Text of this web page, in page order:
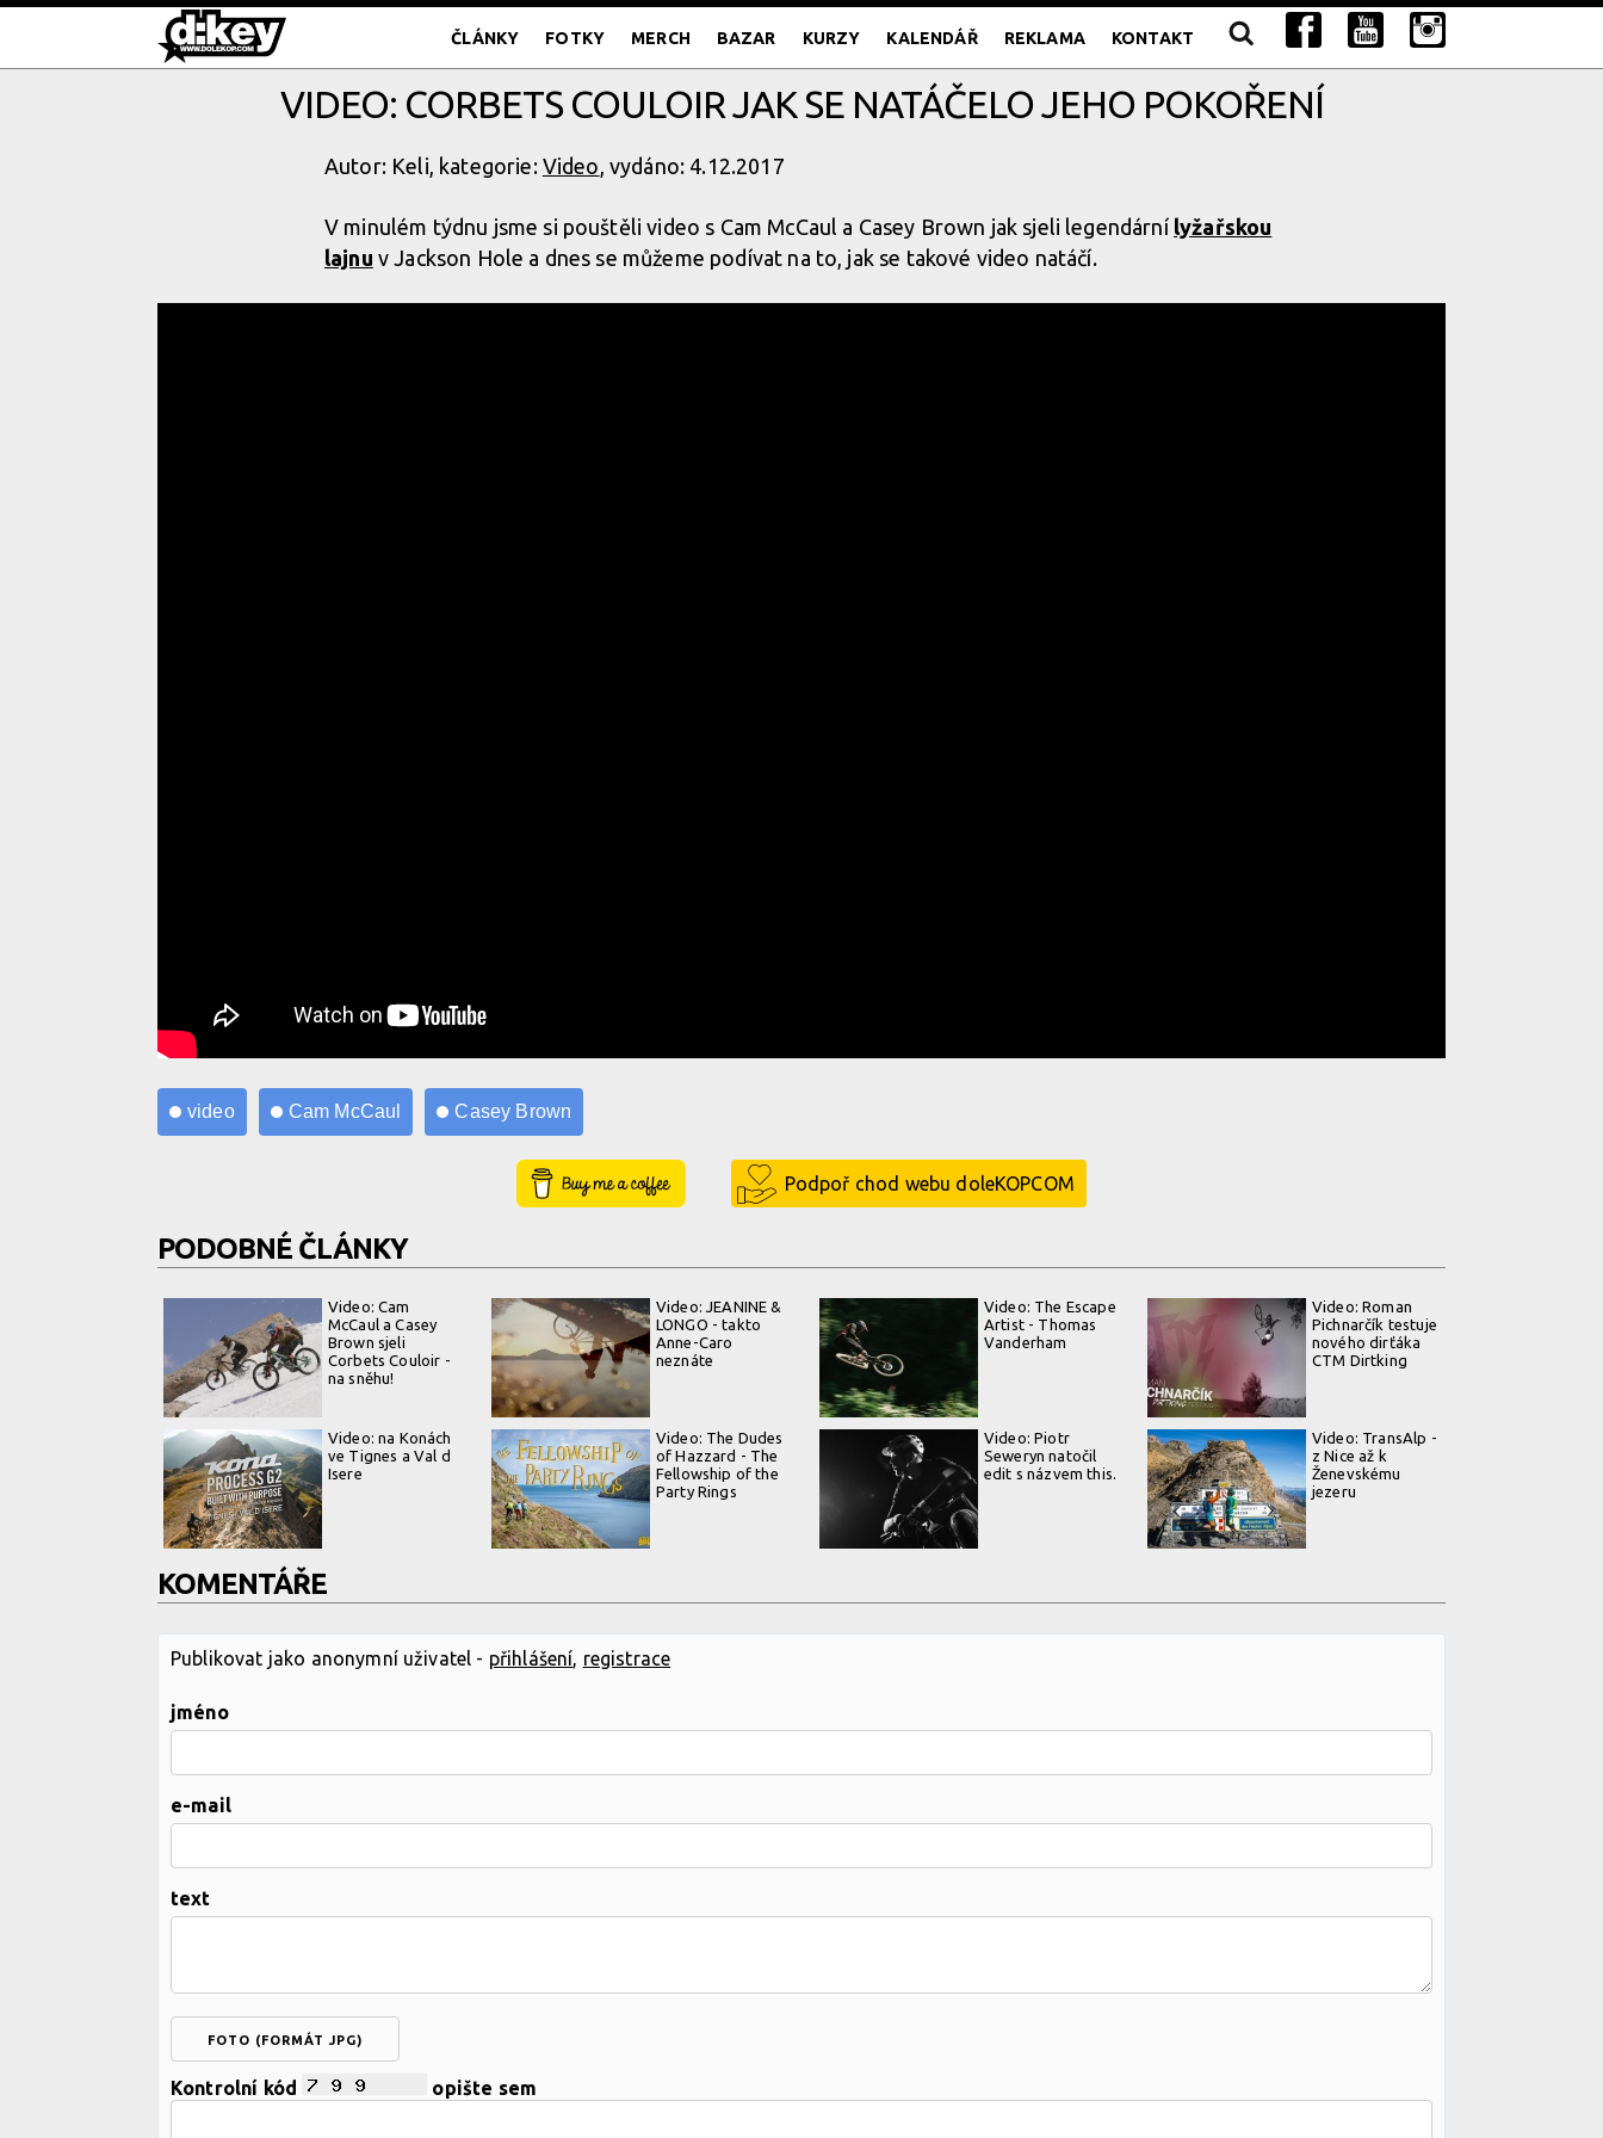
ČLÁNKY FOTKY MERCH BAZAR KURZY KALENDÁŘ REKLAMA KONTAKT
VIDEO: CORBETS COULOIR JAK SE NATÁČELO JEHO POKOŘENÍ
Autor: Keli, kategorie: Video, vydáno: 4.12.2017
V minulém týdnu jsme si pouštěli video s Cam McCaul a Casey Brown jak sjeli legendární lyžařskou
lajnu v Jackson Hole a dnes se můžeme podívat na to, jak se takové video natáčí.
video Cam McCaul Casey Brown
Buy Me a Coffee Podpoř chod webu doleKOPCOM
PODOBNÉ ČLÁNKY
Video: Cam
McCaul a Casey
Brown sjeli
Corbets Couloir -
na sněhu!
Video: JEANINE &
LONGO - takto
Anne-Caro
neznáte
Video: The Escape
Artist - Thomas
Vanderham
Video: Roman
Pichnarčík testuje
nového dirťáka
CTM Dirtking
Video: na Konách
ve Tignes a Val d
Isere
Video: The Dudes
of Hazzard - The
Fellowship of the
Party Rings
Video: Piotr
Seweryn natočil
edit s názvem this.
Video: TransAlp -
z Nice až k
Ženevskému
jezeru
KOMENTÁŘE
Publikovat jako anonymní uživatel - přihlášení registrace
jméno
e-mail
text
FOTO (FORMÁT JPG)
Kontrolní kód opište sem